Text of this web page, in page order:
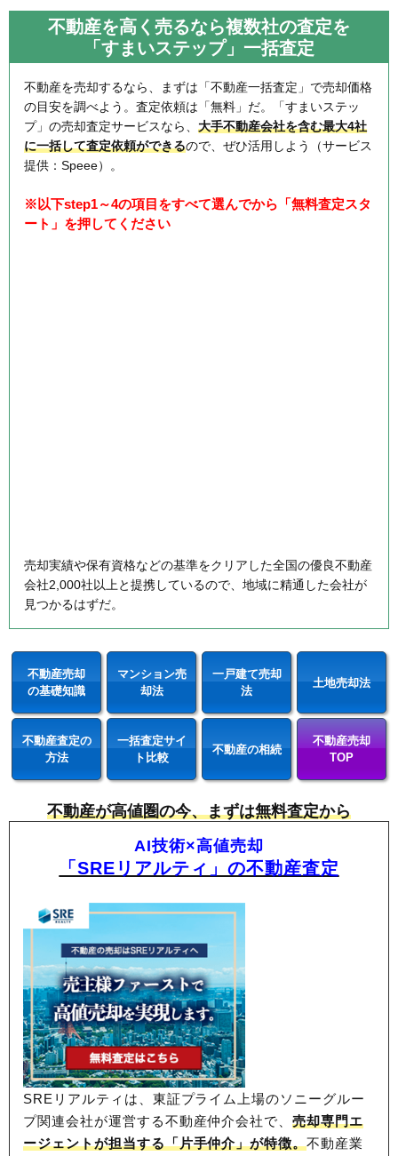
不動産を高く売るなら複数社の査定を
「すまいステップ」一括査定
不動産を売却するなら、まずは「不動産一括査定」で売却価格
の目安を調べよう。査定依頼は「無料」だ。「すまいステッ
プ」の売却査定サービスなら、 大手不動産会社を含む最大4社
に一括して査定依頼ができるので、ぜひ活用しよう（サービス
提供：Speee）。
※以下step1～4の項目をすべて選んでから「無料査定スタ
ート」を押してください
売却実績や保有資格などの基準をクリアした全国の優良不動産
会社2,000社以上と提携しているので、地域に精通した会社が
見つかるはずだ。
不動産売却
の基礎知識
マンション売
却法
一戸建て売却
法
土地売却法
不動産査定の
方法
一括査定サイ
ト比較
不動産の相続
不動産売却
TOP
不動産が高値圏の今、まずは無料査定から
AI技術×高値売却
「SREリアルティ」の不動産査定
SREリアルティは、東証プライム上場のソニーグルー
プ関連会社が運営する不動産仲介会社で、売却専門エ
ージェントが担当する「片手仲介」が特徴。不動産業